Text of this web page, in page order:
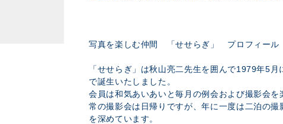
写真を楽しむ仲間 「せせらぎ」 プロフィール
「せせらぎ」は秋山亮二先生を囲んで1979年5月
で誕生いたしました。
会員は和気あいあいと毎月の例会および撮影会を
常の撮影会は日帰りですが、年に一度は二泊の撮
を深めています。